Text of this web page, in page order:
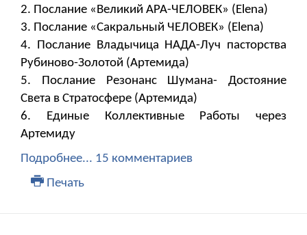
2. Послание «Великий АРА-ЧЕЛОВЕК» (Elena)
3. Послание «Сакральный ЧЕЛОВЕК» (Elena)
4. Послание Владычица НАДА-Луч пасторства
Рубиново-Золотой (Артемида)
5. Послание Резонанс Шумана- Достояние
Света в Стратосфере (Артемида)
6. Единые Коллективные Работы через
Артемиду
Подробнее... 15 комментариев
Печать